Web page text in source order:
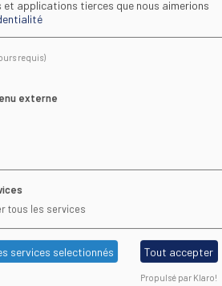
Culturelle
PLUS D'INFOS
et applications tierces que nous aimerions
requis)
externe
tous les services
services selectionnés Tout accepter
Propulsé par Klaro!